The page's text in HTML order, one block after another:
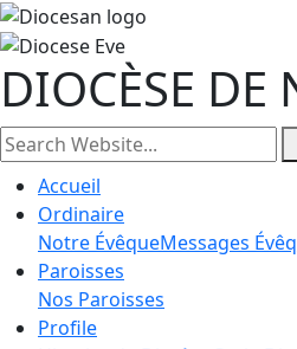
DIOCÈSE
Accueil
Ordinaire
Notre ÉvêqueMessages
Paroisses
Nos Paroisses
Profile